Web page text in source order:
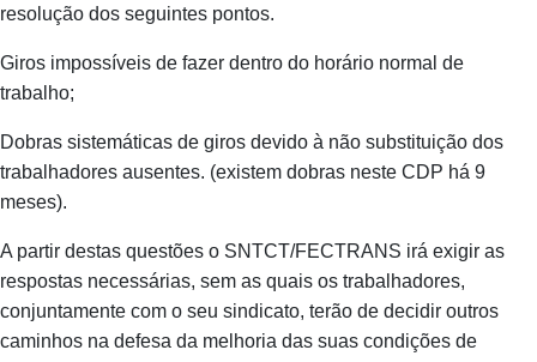
resolução dos seguintes pontos.
Giros impossíveis de fazer dentro do horário normal de
trabalho;
Dobras sistemáticas de giros devido à não substituição dos
trabalhadores ausentes. (existem dobras neste CDP há 9
meses).
A partir destas questões o SNTCT/FECTRANS irá exigir as
respostas necessárias, sem as quais os trabalhadores,
conjuntamente com o seu sindicato, terão de decidir outros
caminhos na defesa da melhoria das suas condições de